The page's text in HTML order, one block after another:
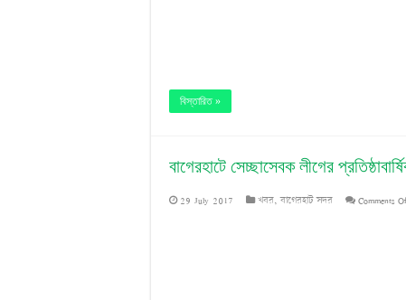
বিস্তারিত »
বাগেরহাটে সেচ্ছাসেবক লীগের
29 July 2017 খবর,বাগেরহাট সদর Comments